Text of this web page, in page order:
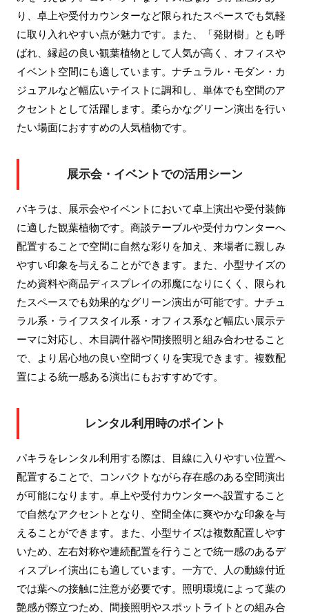
り、卓上や受付カウンターなど限られたスペースでも気軽
に取り入れやすい点が魅力です。また、「発財樹」とも呼
ばれ、縁起の良い観葉植物として人気が高く、オフィスや
イベント空間にも適しています。ナチュラル・モダン・カ
ジュアルなど幅広いテイストに調和し、単体でも空間のア
クセントとして活躍します。柔らかなグリーン演出を行い
たい場面におすすめの人気植物です。
展示会・イベントでの活用シーン
パキラは、展示会やイベントにおいて卓上演出や受付装飾
に適した観葉植物です。商談テーブルや受付カウンターへ
配置することで空間に自然な彩りを加え、来場者に親しみ
やすい印象を与えることができます。また、小型サイズの
ため資料や商品ディスプレイの邪魔になりにくく、限られ
たスペースでも効果的なグリーン演出が可能です。ナチュ
ラル系・ライフスタイル系・オフィス系など幅広い展示テ
ーマに対応し、木目調什器や間接照明と組み合わせること
で、より居心地の良い空間づくりを実現できます。複数配
置による統一感ある演出にもおすすめです。
レンタル利用時のポイント
パキラをレンタル利用する際は、目線に入りやすい位置へ
配置することで、コンパクトながら存在感のある空間演出
が可能になります。卓上や受付カウンターへ設置すること
で自然なアクセントとなり、空間全体に爽やかな印象を与
えることができます。また、小型サイズは複数配置しやす
いため、左右対称や連続配置を行うことで統一感のあるデ
ィスプレイ演出にも適しています。一方で、人の動線付近
では葉への接触に注意が必要です。照明環境によって葉の
艶感が際立つため、間接照明やスポットライトとの組み合